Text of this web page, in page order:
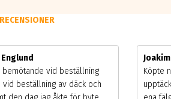
bemötande vid beställning
vid beställning av däck och
Köpte